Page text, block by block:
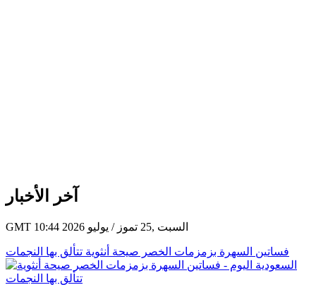
آخر الأخبار
GMT 10:44 2026 السبت ,25 تموز / يوليو
فساتين السهرة بزمزمات الخصر صيحة أنثوية تتألق بها النجمات